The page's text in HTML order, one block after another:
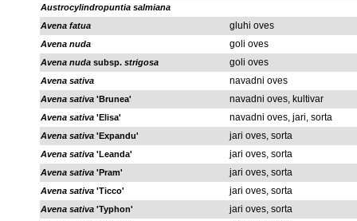
Austrocylindropuntia salmiana
Avena fatua
gluhi oves
Avena nuda goli oves
Avena nuda subsp. strigosa goli oves
Avena sativa navadni oves
Avena sativa 'Brunea' navadni oves, kultivar
Avena sativa 'Elisa' navadni oves, jari, sorta
Avena sativa 'Expandu' jari oves, sorta
Avena sativa 'Leanda' jari oves, sorta
Avena sativa 'Pram' jari oves, sorta
Avena sativa 'Ticco' jari oves, sorta
Avena sativa 'Typhon' jari oves, sorta